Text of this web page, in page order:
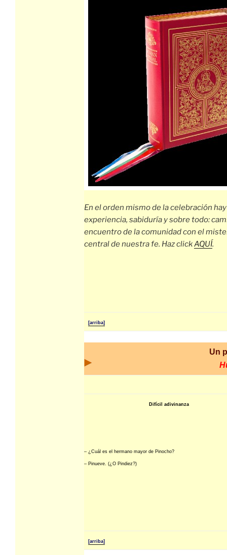
En el orden mismo de la celebración hay
experiencia, sabiduría y sobre todo:
encuentro de la comunidad con el
central de nuestra fe. Haz clickAQUÍ.
[arriba]
Un
Difícil adivinanza
– ¿Cuál es el hermano mayor de Pinocho?
– Pinueve. (¿O Pindiez?)
[arriba]